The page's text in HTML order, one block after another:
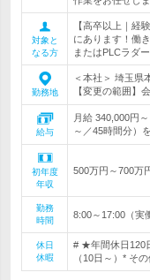
対象と
なる方
【高卒以上｜経
にあります！働
またはPLCラダ
勤務地
＜本社＞ 埼玉県
【変更の範囲】
給与
月給 340,000円
～／45時間分）
初年度
年収
500万円～700万
勤務
時間
8:00～17:00（実
休日
休暇
# ★年間休日120
（10日～）* そ